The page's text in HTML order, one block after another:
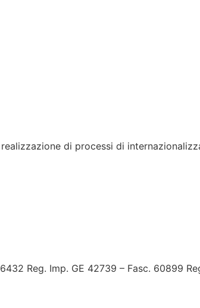
di processi di
Reg. Imp. GE 42739 – Fasc. 60899